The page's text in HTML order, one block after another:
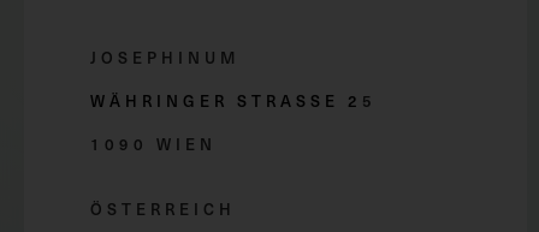
JOSEPHINUM
WÄHRINGER STRASSE 2 5
1090 WIEN
ÖSTERREICH